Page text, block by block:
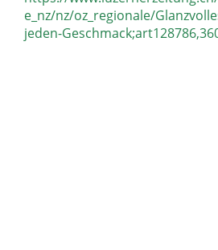
e_nz/nz/oz_regionale/
jeden-